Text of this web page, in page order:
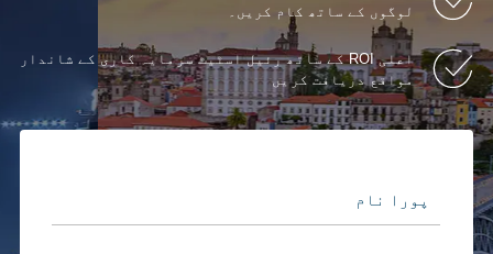
لوگوں کے ساتھ کام کریں۔
اعلی ROI کے ساتھ رئیل اسٹیٹ سرمایہ کاری کے شاندار
مواقع دریافت کریں